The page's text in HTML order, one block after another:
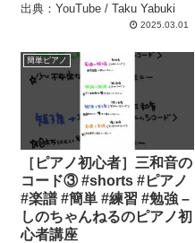
出典：YouTube / Taku Yabuki
2025.03.01
簡単ピアノ
［ピアノ初心者］三和音の
コード③ #shorts #ピアノ
#楽譜 #簡単 #練習 #勉強 –
しのちゃんねるのピアノ初
心者講座